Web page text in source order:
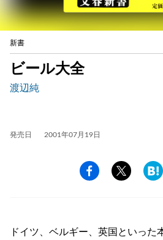
新書
ビール大全
渡辺純
発売日 2001年07月19日
ドイツ、ベルギー、英国といった